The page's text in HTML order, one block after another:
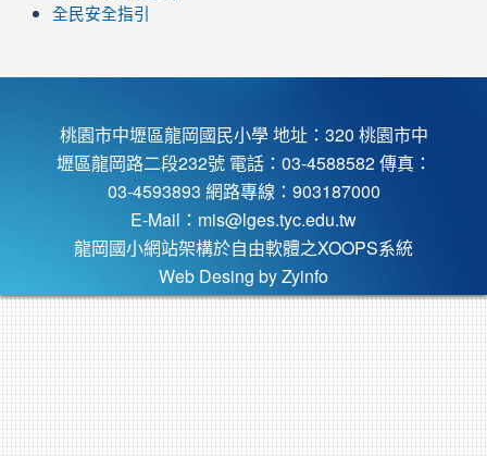
全民安全指引
桃園市中壢區龍岡國民小學 地址：320 桃園市中
壢區龍岡路二段232號 電話：03-4588582 傳真：
03-4593893 網路專線：903187000
E-Mail： mis@lges.tyc.edu.tw
龍岡國小網站架構於自由軟體之XOOPS系統
Web Desing by Zyinfo